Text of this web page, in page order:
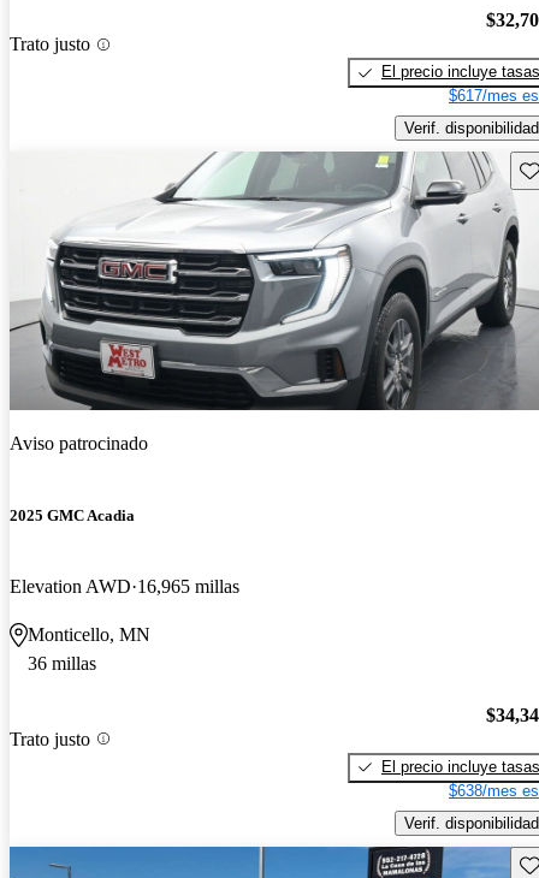
Trato justo
El precio incluye tasas
$617/mes
Verif. disponibilidad
Aviso patrocinado
2025 GMC Acadia
Elevation AWD 16,965 millas
Monticello, MN
36 millas
Trato justo
El precio incluye tasas
$638/mes
Verif. disponibilidad